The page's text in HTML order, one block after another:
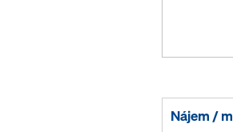
Nájem /